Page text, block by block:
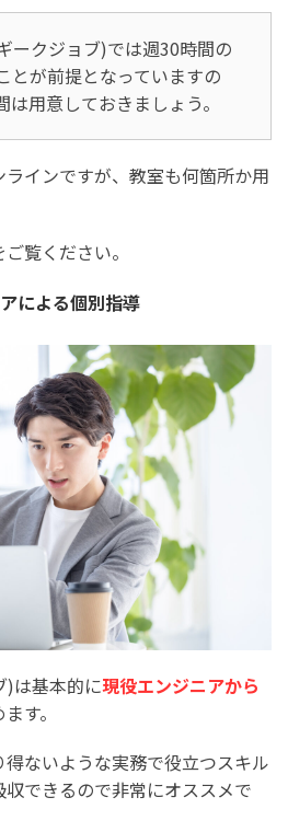
ークジョブ)では週30時間の
とが前提となっていますの
用意しておきましょう。
インですが、教室も何箇所か用
覧ください。
による個別指導
)は基本的に現役エンジニアから
す。
ないような実務で役立つスキル
できるので非常にオススメで